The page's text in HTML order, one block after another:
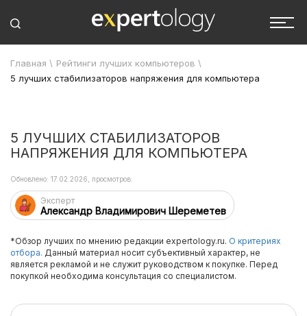
Главная \ Рейтинги лучших компьютеров \
5 лучших стабилизаторов напряжения для компьютера
5 ЛУЧШИХ СТАБИЛИЗАТОРОВ
НАПРЯЖЕНИЯ ДЛЯ КОМПЬЮТЕРА
Эксперт
Александр Владимирович Шереметев
Обновлено: 17.02.2026, просмотров:
*Обзор лучших по мнению редакции expertology.ru. О критериях
отбора. Данный материал носит субъективный характер, не
является рекламой и не служит руководством к покупке. Перед
покупкой необходима консультация со специалистом.